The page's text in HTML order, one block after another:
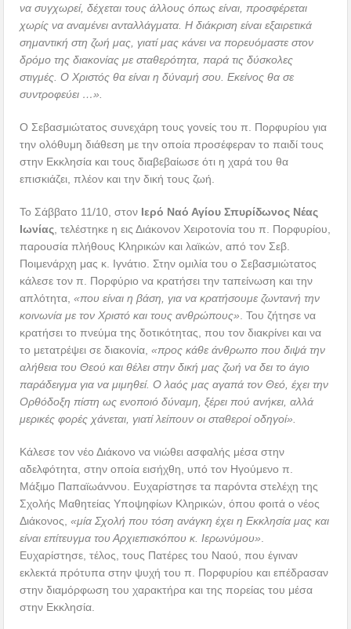
να συγχωρεί, δέχεται τους άλλους όπως είναι, προσφέρεται
χωρίς να αναμένει ανταλλάγματα. Η διάκριση είναι εξαιρετικά
σημαντική στη ζωή μας, γιατί μας κάνει να πορευόμαστε στον
δρόμο της διακονίας με σταθερότητα, παρά τις δύσκολες
στιγμές. Ο Χριστός θα είναι η δύναμή σου. Εκείνος θα σε
συντροφεύει …».
Ο Σεβασμιώτατος συνεχάρη τους γονείς του π. Πορφυρίου για
την ολόθυμη διάθεση με την οποία προσέφεραν το παιδί τους
στην Εκκλησία και τους διαβεβαίωσε ότι η χαρά του θα
επισκιάζει, πλέον και την δική τους ζωή.
Το Σάββατο 11/10, στον Ιερό Ναό Αγίου Σπυρίδωνος Νέας
Ιωνίας , τελέστηκε η εις Διάκονον Χειροτονία του π. Πορφυρίου,
παρουσία πλήθους Κληρικών και λαϊκών, από τον Σεβ.
Ποιμενάρχη μας κ. Ιγνάτιο. Στην ομιλία του ο Σεβασμιώτατος
κάλεσε τον π. Πορφύριο να κρατήσει την ταπείνωση και την
απλότητα,«που είναι η βάση, για να κρατήσουμε ζωντανή την
κοινωνία με τον Χριστό και τους ανθρώπους» . Του ζήτησε να
κρατήσει το πνεύμα της δοτικότητας, που τον διακρίνει και να
το μετατρέψει σε διακονία,«προς κάθε άνθρωπο που διψά την
αλήθεια του Θεού και θέλει στην δική μας ζωή να δει το άγιο
παράδειγμα για να μιμηθεί. Ο λαός μας αγαπά τον Θεό, έχει την
Ορθόδοξη πίστη ως ενοποιό δύναμη, ξέρει πού ανήκει, αλλά
μερικές φορές χάνεται, γιατί λείπουν οι σταθεροί οδηγοί».
Κάλεσε τον νέο Διάκονο να νιώθει ασφαλής μέσα στην
αδελφότητα, στην οποία εισήχθη, υπό τον Ηγούμενο π.
Μάξιμο Παπαϊωάννου. Ευχαρίστησε τα παρόντα στελέχη της
Σχολής Μαθητείας Υποψηφίων Κληρικών, όπου φοιτά ο νέος
Διάκονος,«μία Σχολή που τόση ανάγκη έχει η Εκκλησία μας και
είναι επίτευγμα του Αρχιεπισκόπου κ. Ιερωνύμου»
Ευχαρίστησε, τέλος, τους Πατέρες του Ναού, που έγιναν
εκλεκτά πρότυπα στην ψυχή του π. Πορφυρίου και επέδρασαν
στην διαμόρφωση του χαρακτήρα και της πορείας του μέσα
στην Εκκλησία.